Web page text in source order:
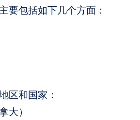
要包括如下几个方面：
区和国家：
大）